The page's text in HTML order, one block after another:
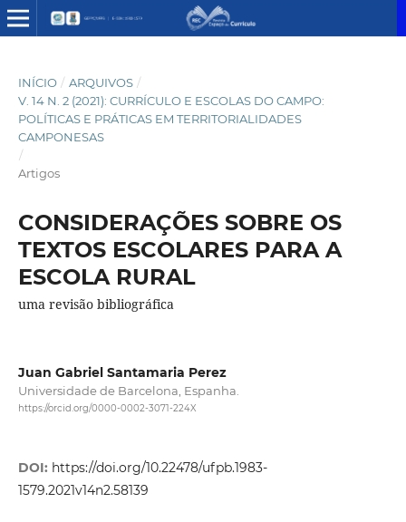
INÍCIO / ARQUIVOS /
V. 14 N. 2 (2021): CURRÍCULO E ESCOLAS DO CAMPO:
POLÍTICAS E PRÁTICAS EM TERRITORIALIDADES
CAMPONESAS
/
Artigos
CONSIDERAÇÕES SOBRE OS
TEXTOS ESCOLARES PARA A
ESCOLA RURAL
uma revisão bibliográfica
Juan Gabriel Santamaria Perez
Universidade de Barcelona, Espanha.
https://orcid.org/0000-0002-3071-224X
DOI: https://doi.org/10.22478/ufpb.1983-
1579.2021v14n2.58139